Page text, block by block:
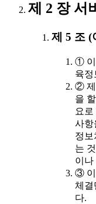
제 2 장 서
제 5 조 (
① 이
육정
② 제
을
요로
사항
정보
는
이나
③ 이
체결
다.